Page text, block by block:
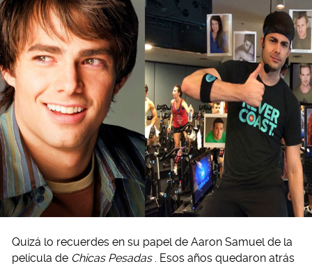
Quizá lo recuerdes en su papel de Aaron Samuel de la
película de Chicas Pesadas . Esos años quedaron atrás